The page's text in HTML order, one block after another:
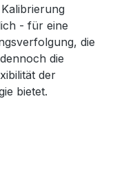
- für eine
die
die
der
bietet.